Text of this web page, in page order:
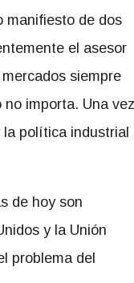
manifiesto de dos
el asesor
siempre
importa. Una vez
política industrial
de hoy son
y la Unión
problema del